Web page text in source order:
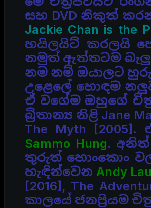
සහ DVD නිකුත්
Jackie Chan is the
හයිලයිට් කරලයි
නමුත් ඇත්තටම
නම නම් ඔයාලට හුරු
උළෙලේ හොඳම
ඒ වගේම ඔහුගේ
බ්‍රිතාන්‍ය නිළි Jane
The Myth
Sammo Hung. අනිත්
තුරුත් හොංකොං
හැඳින්වෙන Andy Lau
[2016], The
කාලයේ ජනප්‍රියම